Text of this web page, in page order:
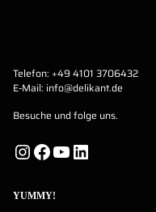
Telefon: +49 4101 3706432
E-Mail: info@delikant.de
Besuche und folge uns.
InstagramFacebook YouTube LinkedIn
YUMMY!